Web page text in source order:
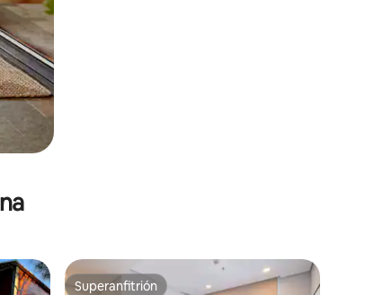
Superanfitrión